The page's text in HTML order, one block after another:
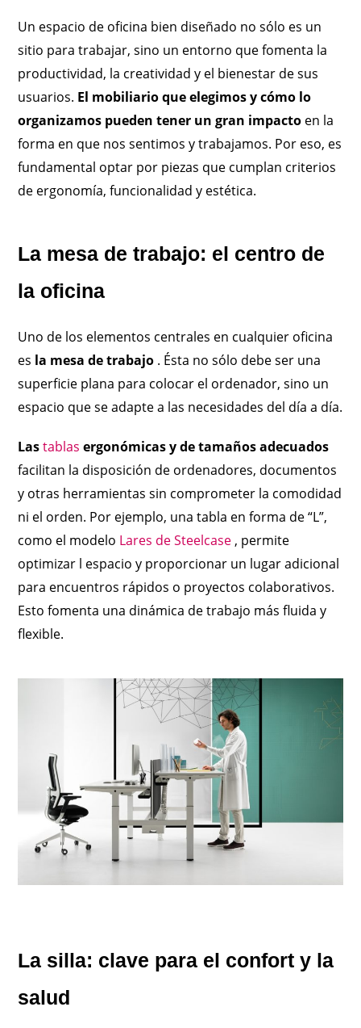
Un espacio de oficina bien diseñado no sólo es un
sitio para trabajar, sino un entorno que fomenta la
productividad, la creatividad y el bienestar de sus
usuarios. El mobiliario que elegimos y cómo lo
organizamos pueden tener un gran impacto en la
forma en que nos sentimos y trabajamos. Por eso, es
fundamental optar por piezas que cumplan criterios
de ergonomía, funcionalidad y estética.
La mesa de trabajo: el centro de
la oficina
Uno de los elementos centrales en cualquier oficina
es la mesa de trabajo . Ésta no sólo debe ser una
superficie plana para colocar el ordenador, sino un
espacio que se adapte a las necesidades del día a día.
Lastablas ergonómicas y de tamaños adecuados
facilitan la disposición de ordenadores, documentos
y otras herramientas sin comprometer la comodidad
ni el orden. Por ejemplo, una tabla en forma de “L”,
como el modelo Lares de Steelcase , permite
optimizar l espacio y proporcionar un lugar adicional
para encuentros rápidos o proyectos colaborativos.
Esto fomenta una dinámica de trabajo más fluida y
flexible.
La silla: clave para el confort y la
salud